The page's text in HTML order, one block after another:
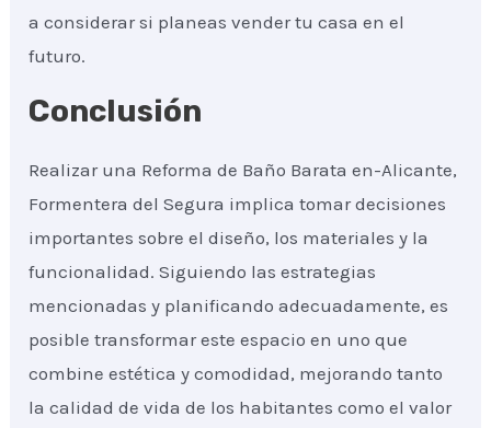
a considerar si planeas vender tu casa en el
futuro.
Conclusión
Realizar una Reforma de Baño Barata en-Alicante,
Formentera del Segura implica tomar decisiones
importantes sobre el diseño, los materiales y la
funcionalidad. Siguiendo las estrategias
mencionadas y planificando adecuadamente, es
posible transformar este espacio en uno que
combine estética y comodidad, mejorando tanto
la calidad de vida de los habitantes como el valor